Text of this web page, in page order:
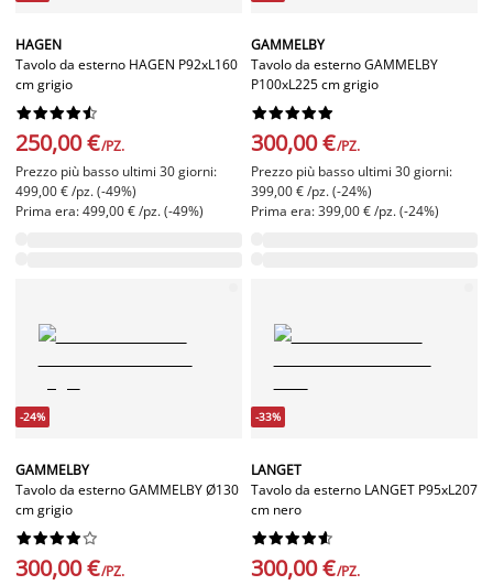
HAGEN
Tavolo da esterno HAGEN P92xL160
cm grigio






250,00 €/PZ.
Prezzo più basso ultimi 30 giorni:
499,00 € /pz. (-49%)
Prima era: 499,00 € /pz. (-49%)
GAMMELBY
Tavolo da esterno GAMMELBY
P100xL225 cm grigio






300,00 €/PZ.
Prezzo più basso ultimi 30 giorni:
399,00 € /pz. (-24%)
Prima era: 399,00 € /pz. (-24%)
-24%
GAMMELBY
Tavolo da esterno GAMMELBY Ø130
cm grigio






300,00 €/PZ.
-33%
LANGET
Tavolo da esterno LANGET P95xL207
cm nero






300,00 €/PZ.